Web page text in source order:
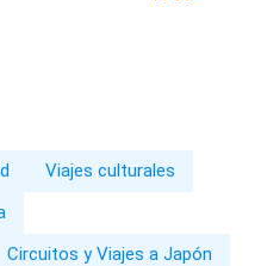
Viajes culturales
Circuitos y Viajes a Japón